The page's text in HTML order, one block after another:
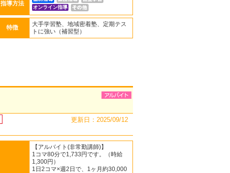
指導方法
オンライン指導
特徴
大手学習塾、地域密着塾、定期テス
トに強い（補習型）
更新日：2025/09/12
【アルバイト(非常勤講師)】
1コマ80分で1,733円です。（時給
1,300円）
1日2コマ×週2日で、1ヶ月約30,000